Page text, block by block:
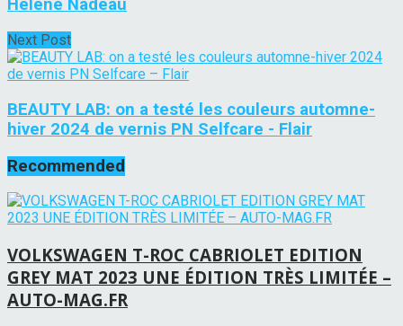
Hélène Nadeau
Next Post
BEAUTY LAB: on a testé les couleurs automne-
hiver 2024 de vernis PN Selfcare - Flair
Recommended
VOLKSWAGEN T-ROC CABRIOLET EDITION
GREY MAT 2023 UNE ÉDITION TRÈS LIMITÉE –
AUTO-MAG.FR